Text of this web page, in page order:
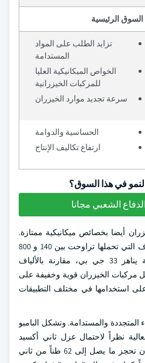
السوق الرئيسية
تزايد الطلب على المواد
المستدامة
الخواص الميكانيكية العليا
للمركبات الخيزرانية
سرعة تجديد موارد الخيزران
الحساسية والدوامة
ارتفاع تكاليف الإنتاج
في هذا السوق؟
الشعبي مجانا
أيضا بخصائص ميكانيكية ممتازة.
وتشير الدراسات إلى أن الألياف التي تحملها تراوحت بين 140 و 800
ميغاباي، وشعار من الرطوبة يناهز 33 جي بي، مقارنة بالألياف
مركبات الخيزران قوية وخفيفة على
استخدامها في مختلف التطبيقات
المتجددة والمستدامة. وتشكل البامبو
نظراً لاحتمال عزل ثاني أكسيد
الكربون خلال النمو؛ ويمكنها أن تحجز ما يصل إلى 62 طناً من ثاني